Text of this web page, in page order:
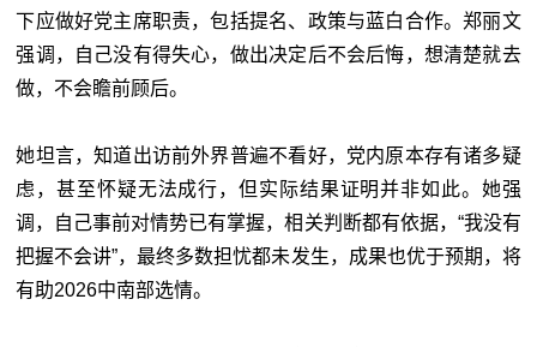
下应做好党主席职责，包括提名、政策与蓝白合作。郑丽文
强调，自己没有得失心，做出决定后不会后悔，想清楚就去
做，不会瞻前顾后。
她坦言，知道出访前外界普遍不看好，党内原本存有诸多疑
虑，甚至怀疑无法成行，但实际结果证明并非如此。她强
调，自己事前对情势已有掌握，相关判断都有依据，“我没有
把握不会讲”，最终多数担忧都未发生，成果也优于预期，将
有助2026中南部选情。